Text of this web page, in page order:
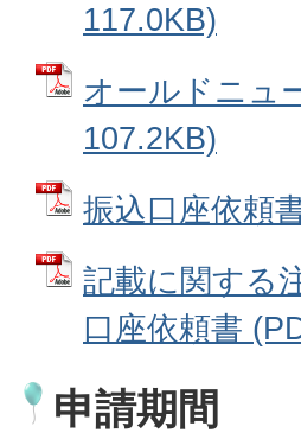
117.0KB)
オールドニュ
107.2KB)
振込口座依頼
記載に関する
口座依頼書
申請期間